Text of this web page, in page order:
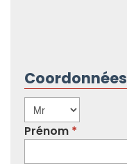
Coordonnées
Civilité
Prénom